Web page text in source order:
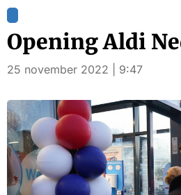
Opening Aldi
25 november 2022 | 9:47